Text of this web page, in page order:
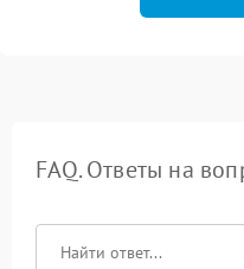
FAQ. Ответы на